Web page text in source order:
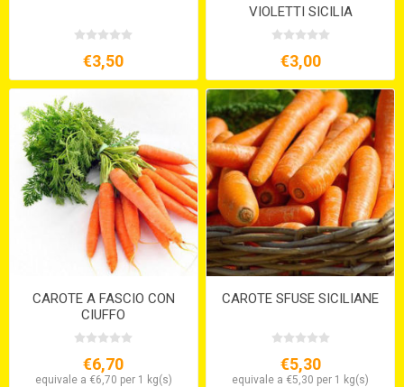
€3,50
VIOLETTI SICILIA
€3,00
CAROTE A FASCIO CON
CIUFFO
€6,70
equivale a €6,70 per 1 kg(s)
CAROTE SFUSE SICILIANE
€5,30
equivale a €5,30 per 1 kg(s)